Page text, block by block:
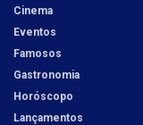
Cinema
Eventos
Famosos
Gastronomia
Horóscopo
Lançamentos